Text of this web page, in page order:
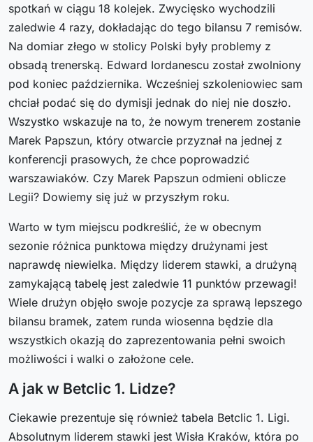
spotkań w ciągu 18 kolejek. Zwycięsko wychodzili
zaledwie 4 razy, dokładając do tego bilansu 7 remisów.
Na domiar złego w stolicy Polski były problemy z
obsadą trenerską. Edward Iordanescu został zwolniony
pod koniec października. Wcześniej szkoleniowiec sam
chciał podać się do dymisji jednak do niej nie doszło.
Wszystko wskazuje na to, że nowym trenerem zostanie
Marek Papszun, który otwarcie przyznał na jednej z
konferencji prasowych, że chce poprowadzić
warszawiaków. Czy Marek Papszun odmieni oblicze
Legii? Dowiemy się już w przyszłym roku.
Warto w tym miejscu podkreślić, że w obecnym
sezonie różnica punktowa między drużynami jest
naprawdę niewielka. Między liderem stawki, a drużyną
zamykającą tabelę jest zaledwie 11 punktów przewagi!
Wiele drużyn objęło swoje pozycje za sprawą lepszego
bilansu bramek, zatem runda wiosenna będzie dla
wszystkich okazją do zaprezentowania pełni swoich
możliwości i walki o założone cele.
A jak w Betclic 1. Lidze?
Ciekawie prezentuje się również tabela Betclic 1. Ligi.
Absolutnym liderem stawki jest Wisła Kraków, która po